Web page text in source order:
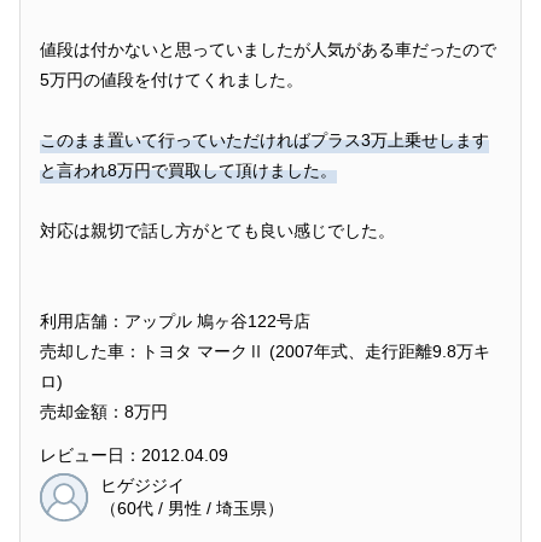
値段は付かないと思っていましたが人気がある車だったので
5万円の値段を付けてくれました。
このまま置いて行っていただければプラス3万上乗せします
と言われ8万円で買取して頂けました。
対応は親切で話し方がとても良い感じでした。
利用店舗：アップル 鳩ヶ谷122号店
売却した車：トヨタ マークⅡ (2007年式、走行距離9.8万キ
ロ)
売却金額：8万円
レビュー日：2012.04.09
ヒゲジジイ
（60代 / 男性 / 埼玉県）